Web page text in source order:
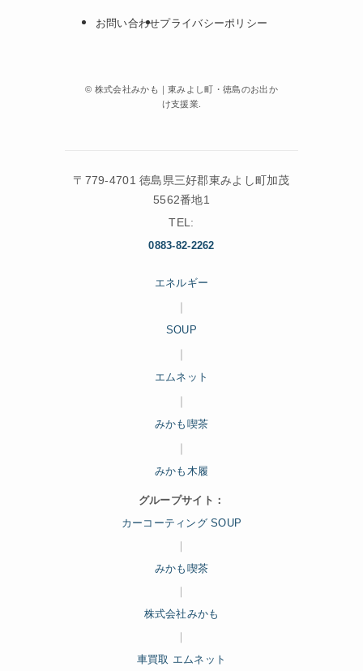
お問い合わせプライバシーポリシー
© 株式会社みかも｜東みよし町・徳島のお出か
け支援業.
〒779-4701 徳島県三好郡東みよし町加茂
5562番地1
TEL:
0883-82-2262
エネルギー
SOUP
エムネット
みかも喫茶
みかも木履
グループサイト：
カーコーティング SOUP
みかも喫茶
株式会社みかも
車買取 エムネット